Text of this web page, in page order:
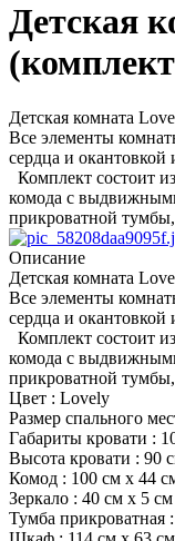
Детская
Детская комната
Все элементы
сердца и окантовкой
Комплект состоит
комода с
прикроватной
Описание
Детская комната
Все элементы
сердца и окантовкой
Комплект состоит
комода с
прикроватной
Цвет : Lovely
Размер спального
Габариты кровати :
Высота кровати : 90
Комод : 100 см x 44
Зеркало : 40 см x 5
Тумба прикроватная